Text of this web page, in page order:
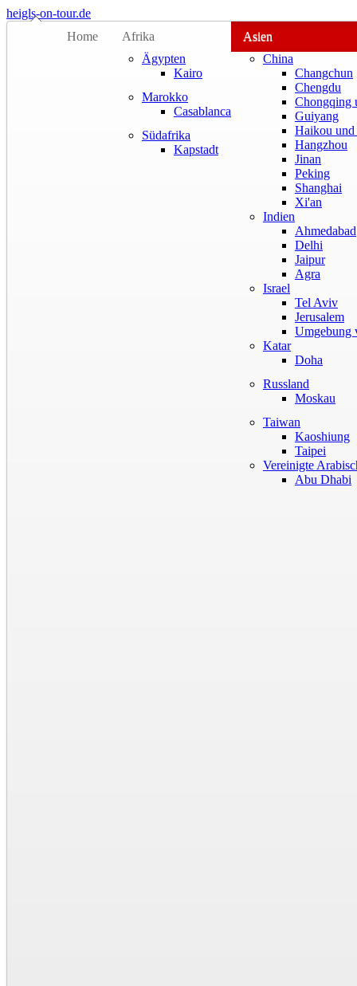
heigls-on-tour.de
Home
Afrika
Ägypten
Kairo
Marokko
Casablanca
Südafrika
Kapstadt
Asien
China
Changchun
Chengdu
Chongqing
Guiyang
Haikou
Hangzhou
Jinan
Peking
Shanghai
Xi'an
Indien
Ahmedabad
Delhi
Jaipur
Agra
Israel
Tel Aviv
Jerusalem
Umgebung
Katar
Doha
Russland
Moskau
Taiwan
Kaoshiung
Taipei
Vereinigte
Abu Dhabi